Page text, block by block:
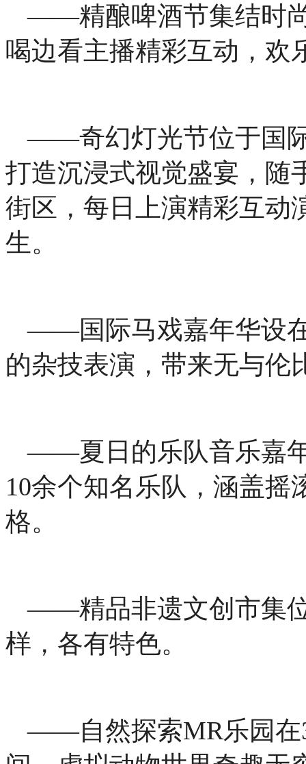
——精酿啤酒节集结时
喝边看主播精彩互动，欢
——奇幻灯光节位于国
打造沉浸式视觉盛宴，随
街区，每日上演精彩互动
生。
——国际马戏嘉年华设
的杂技表演，带来无与伦
——夏日的乐队音乐嘉
10余个知名乐队，涵盖摇
格。
——精品非遗文创市集
样，各有特色。
——自然探索MR乐园在